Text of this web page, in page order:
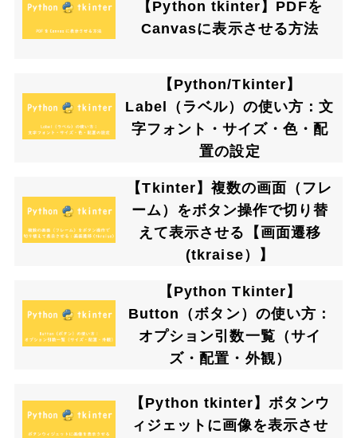
【Python tkinter】PDFを
Canvasに表示させる方法
【Python/Tkinter】
Label（ラベル）の使い方：文
字フォント・サイズ・色・配
置の設定
【Tkinter】複数の画面（フレ
ーム）をボタン操作で切り替
えて表示させる【画面遷移
(tkraise）】
【Python Tkinter】
Button（ボタン）の使い方：
オプション引数一覧（サイ
ズ・配置・外観）
【Python tkinter】ボタンウ
ィジェットに画像を表示させ